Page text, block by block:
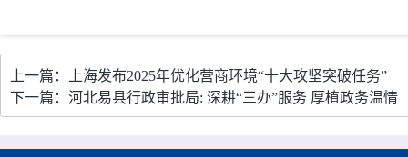
上一篇：上海发布2025年优化营商环境“十大攻坚突破任务”
下一篇：河北易县行政审批局: 深耕“三办”服务 厚植政务温情